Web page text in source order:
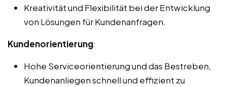
Kreativität und Flexibilität bei der Entwicklung
von Lösungen für Kundenanfragen.
Kundenorientierung:
Hohe Serviceorientierung und das Bestreben,
Kundenanliegen schnell und effizient zu